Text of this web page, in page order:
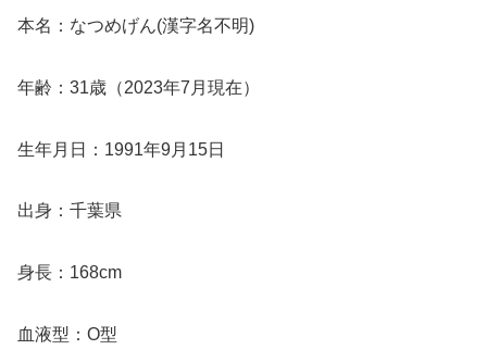
本名：なつめげん(漢字名不明)
年齢：31歳（2023年7月現在）
生年月日：1991年9月15日
出身：千葉県
身長：168cm
血液型：O型